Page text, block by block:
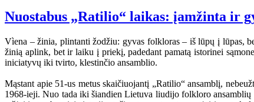
Nuostabus „Ratilio“ laikas: įamžinta ir
Vìena – žinia, plintanti žodžiu: gyvas folkloras – iš lūpų į lūpas,
žinią aplink, bet ir laiku į priekį, padedant pamatą istorinei
iniciatyvų iki tvirto, klestinčio ansamblio.
Mąstant apie 51-us metus skaičiuojantį „Ratilio“ ansamblį,
1968-ieji. Nuo tada iki šiandien Lietuva liudijo folkloro ansamblių